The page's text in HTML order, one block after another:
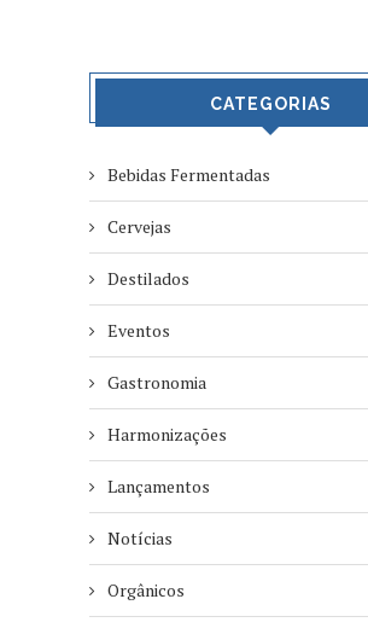
CATEGORIAS
Bebidas Fermentadas
Cervejas
Destilados
Eventos
Gastronomia
Harmonizações
Lançamentos
Notícias
Orgânicos